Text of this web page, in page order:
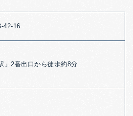
42-16
」2番出口から徒歩約8分